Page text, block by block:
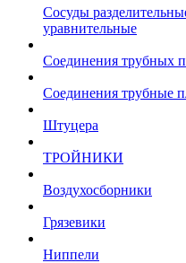
Сосуды
уравнительные
Соединения трубных
Соединения трубные
Штуцера
ТРОЙНИКИ
Воздухосборники
Грязевики
Ниппели